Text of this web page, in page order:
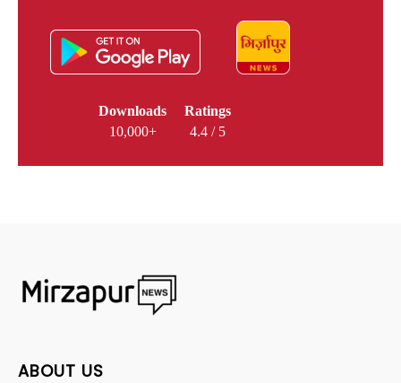
Downloads
10,000+
Ratings
4.4 / 5
ABOUT US